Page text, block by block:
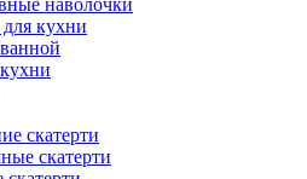
наволочки
кухни
скатерти
скатерти